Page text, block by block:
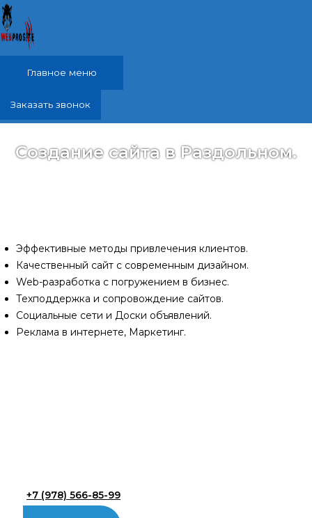
Перейти к содержимому
Главное меню
Заказать звонок
Создание сайта в Раздольном.
Эффективные методы привлечения клиентов.
Качественный сайт с современным дизайном.
Web-разработка с погружением в бизнес.
Техподдержка и сопровождение сайтов.
Социальные сети и Доски объявлений.
Реклама в интернете, Маркетинг.
+7 (978) 566-85-99